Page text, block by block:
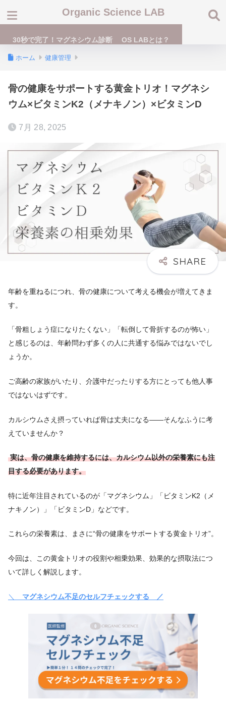
Organic Science LAB
30秒で完了！マグネシウム診断 OS LABとは？
ホーム 健康管理
骨の健康をサポートする黄金トリオ！マグネシ
ウム×ビタミンK2（メナキノン）×ビタミンD
7月 28, 2025
年齢を重ねるにつれ、骨の健康について考える機会が増えてきま
す。
「骨粗しょう症になりたくない」「転倒して骨折するのが怖い」
と感じるのは、年齢問わず多くの人に共通する悩みではないでし
ょうか。
ご高齢の家族がいたり、介護中だったりする方にとっても他人事
ではないはずです。
カルシウムさえ摂っていれば骨は丈夫になる――そんなふうに考
えていませんか？
実は、骨の健康を維持するには、カルシウム以外の栄養素にも注
目する必要があります。
特に近年注目されているのが「マグネシウム」「ビタミンK2（メ
ナキノン）」「ビタミンD」などです。
これらの栄養素は、まさに“骨の健康をサポートする黄金トリオ”。
今回は、この黄金トリオの役割や相乗効果、効果的な摂取法につ
いて詳しく解説します。
＼ マグネシウム不足のセルフチェックする ／